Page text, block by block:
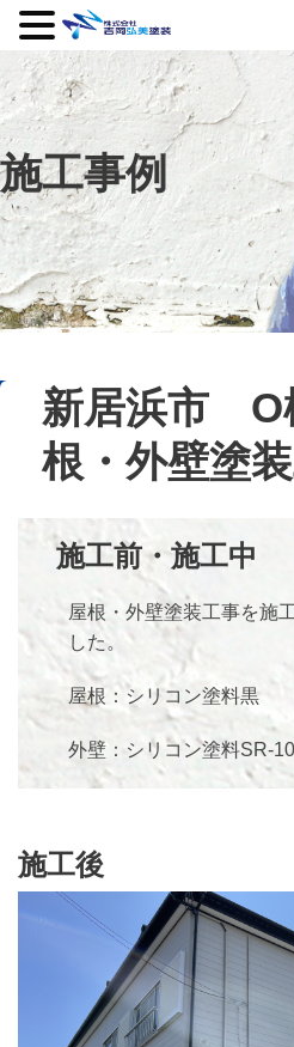
施工事例
新居浜市
根・外壁塗
施工前・施工中
屋根・外壁塗装工事を施
した。
屋根：シリコン塗料黒
外壁：シリコン塗料SR-
施工後